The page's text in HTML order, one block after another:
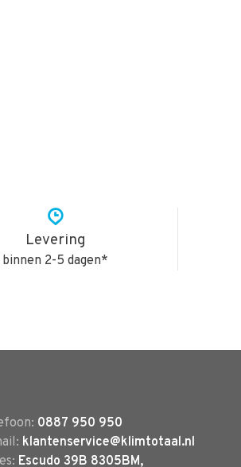
Levering
binnen 2-5 dagen*
0887 950 950
klantenservice@klimtotaal.nl
Escudo 39B 8305BM,